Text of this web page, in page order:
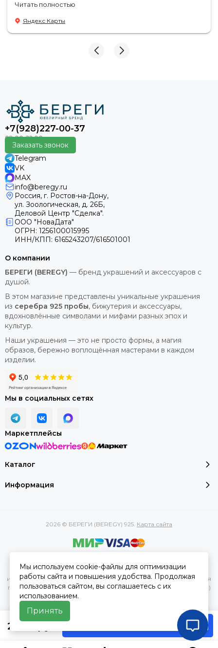
2 180 руб
Продавцы-консультанты сориентируют, дадут
подсказки на что обратить внимание . Приветливый
персонал.
Читать полностью
Яндекс Карты
+7(928)227-00-37
Заказать звонок
Telegram
VK
MAX
info@beregy.ru
Россия, г. Ростов-на-Дону,
ул. Зоологическая, д. 26Б,
Деловой Центр "Сделка".
ООО "НоваДата"
ОГРН: 1256100015995
ИНН/КПП: 6165243207/616501001
Каталог
Информация
О компании
БЕРЕГИ (BEREGY) — бренд украшений и аксессуаров с
душой.
В этом магазине представлены уникальные украшения
из серебра 925 пробы, бижутерия и аксессуары,
вдохновлённые символами и мифами разных эпох и
культур.
Наши украшения — это не просто формы, а магия
образов, бережно воплощённая мастерами в каждом
изделии.
Мы в социальных сетях
Маркетплейсы
2026 © БЕРЕГИ (BEREGY) 925. Карта сайта
характеристик, стоимости товаров и услуг, носит
информационный характер и ни при каких условиях не является
публичной офертой, определяемой положениями Статьи 437(2)
Гражданского кодекса РФ.
Мы используем cookie-файлы для оптимизации
работы сайта и повышения удобства. Продолжая
пользоваться сайтом, вы соглашаетесь с их
использованием.
Принять